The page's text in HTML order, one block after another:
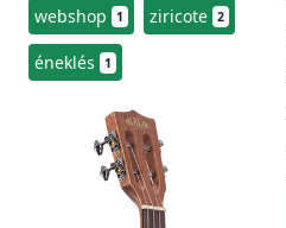
webshop 1 ziricote 2
éneklés 1